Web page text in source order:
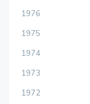
1976
1975
1974
1973
1972